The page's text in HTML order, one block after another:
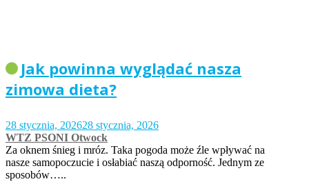
Jak powinna wyglądać nasza
zimowa dieta?
28 stycznia, 202628 stycznia, 2026
WTZ PSONI Otwock
Za oknem śnieg i mróz. Taka pogoda może źle wpływać na
nasze samopoczucie i osłabiać naszą odporność. Jednym ze
sposobów…..